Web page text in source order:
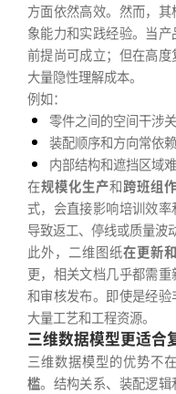
方面依然高效。然而，
象能力和实践经验。当
前提尚可成立；但在高
大量隐性理解成本。
例如：
零件之间的空间干涉
装配顺序和方向常依
内部结构和遮挡区域
在规模化生产和跨班组
式，会直接影响培训效
导致返工、停线或质量波
此外，二维图纸在更新
更，相关文档几乎都需
和审核发布。即使是经
大量工艺和工程资源。
三维数据模型更适合
三维数据模型的优势不
槛。结构关系、装配逻